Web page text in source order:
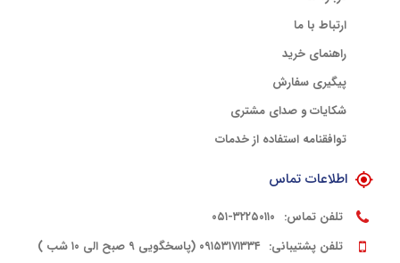
ارتباط با ما
راهنمای خرید
پیگیری سفارش
شکایات و صدای مشتری
توافقنامه استفاده از خدمات
اطلاعات تماس
تلفن تماس: ۳۲۲۵۰۱۱۰-۰۵۱
تلفن پشتیبانی: ۰۹۱۵۳۱۷۱۳۳۴ (پاسخگویی ۹ صبح الی ۱۰ شب )